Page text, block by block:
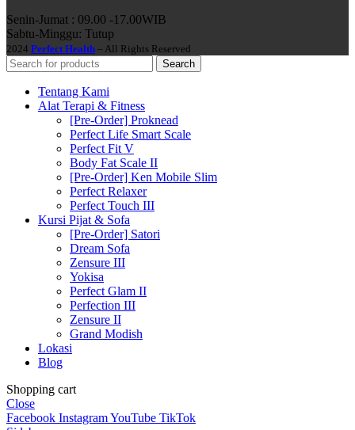
Senin-Jumat : 09.00 -17.00WIB
Sabtu-Minggu: Tutup
2024 Perfect Health – All Rights Reserved
Search
Tentang Kami
Alat Terapi & Fitness
[Pre-Order] Proknead
Perfect Life Smart Scale
Perfect Fit V
Body Fat Scale II
[Pre-Order] Ken Mobile Slim
Perfect Relaxer
Perfect Touch III
Kursi Pijat & Sofa
[Pre-Order] Satori
Dream Sofa
Zensure III
Yokisa
Perfect Glam II
Perfection III
Zensure II
Grand Modish
Lokasi
Blog
Shopping cart
Close
Facebook InstagramYouTube TikTok